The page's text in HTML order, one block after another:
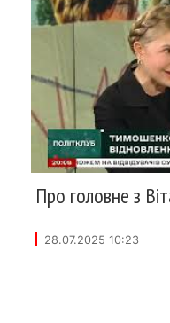
Про головне з
28.07.2025 10:23